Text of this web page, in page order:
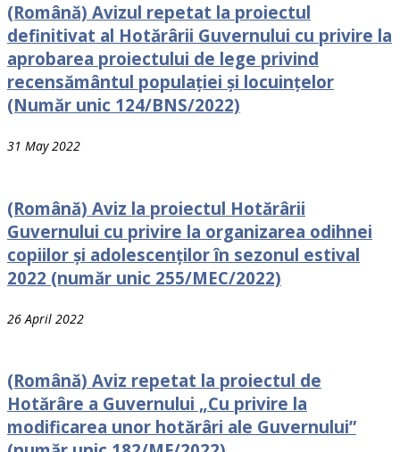
(Română) Avizul repetat la proiectul
definitivat al Hotărârii Guvernului cu privire la
aprobarea proiectului de lege privind
recensământul populației și locuințelor
(Număr unic 124/BNS/2022)
31 May 2022
(Română) Aviz la proiectul Hotărârii
Guvernului cu рrivire la organizarea odihnei
сорiilоr și adolescenților în sezonul estival
2022 (număr unic 255/MEC/2022)
26 April 2022
(Română) Aviz repetat la proiectul de
Hotărâre a Guvernului „Cu privire la
modificarea unor hotărâri ale Guvernului”